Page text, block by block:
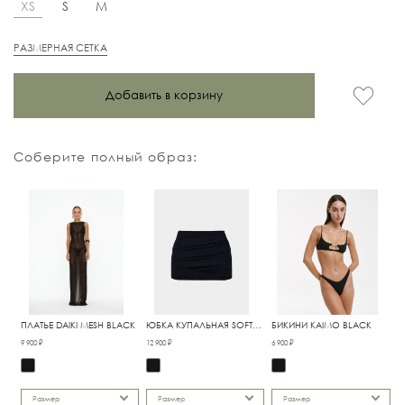
XS
S M
РАЗМЕРНАЯ СЕТКА
Добавить в корзину
Соберите полный образ:
ПЛАТЬЕ DAIKI MESH BLACK
9 900 ₽
Размер
ЮБКА КУПАЛЬНАЯ SOFT
BLACK
12 900 ₽
Размер
БИКИНИ KAIMO BLACK
6 900 ₽
Размер